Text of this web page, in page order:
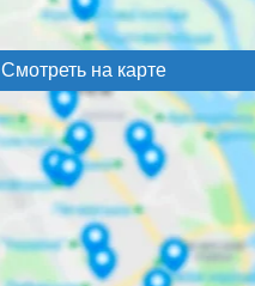
Смотреть на карте